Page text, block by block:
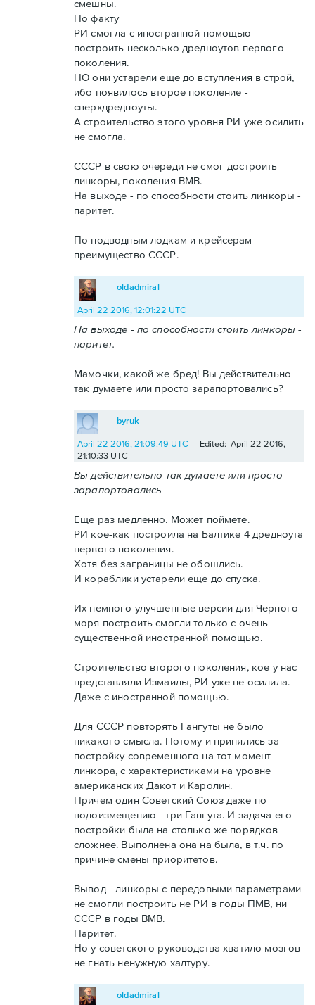
смешны.
По факту
РИ смогла с иностранной помощью
построить несколько дредноутов первого
поколения.
НО они устарели еще до вступления в строй,
ибо появилось второе поколение -
сверхдредноуты.
А строительство этого уровня РИ уже осилить
не смогла.
СССР в свою очереди не смог достроить
линкоры, поколения ВМВ.
На выходе - по способности стоить линкоры -
паритет.
По подводным лодкам и крейсерам -
преимущество СССР.
oldadmiral
April 22 2016, 12:01:22 UTC
На выходе - по способности стоить линкоры -
паритет.
Мамочки, какой же бред! Вы действительно
так думаете или просто зарапортовались?
byruk
April 22 2016, 21:09:49 UTC
Edited: April 22 2016,
21:10:33 UTC
Вы действительно так думаете или просто
зарапортовались
Еще раз медленно. Может поймете.
РИ кое-как построила на Балтике 4 дредноута
первого поколения.
Хотя без заграницы не обошлись.
И кораблики устарели еще до спуска.
Их немного улучшенные версии для Черного
моря построить смогли только с очень
существенной иностранной помощью.
Строительство второго поколения, кое у нас
представляли Измаилы, РИ уже не осилила.
Даже с иностранной помощью.
Для СССР повторять Гангуты не было
никакого смысла. Потому и принялись за
постройку современного на тот момент
линкора, с характеристиками на уровне
американских Дакот и Каролин.
Причем один Советский Союз даже по
водоизмещению - три Гангута. И задача его
постройки была на столько же порядков
сложнее. Выполнена она на была, в т.ч. по
причине смены приоритетов.
Вывод - линкоры с передовыми параметрами
не смогли построить не РИ в годы ПМВ, ни
СССР в годы ВМВ.
Паритет.
Но у советского руководства хватило мозгов
не гнать ненужную халтуру.
oldadmiral